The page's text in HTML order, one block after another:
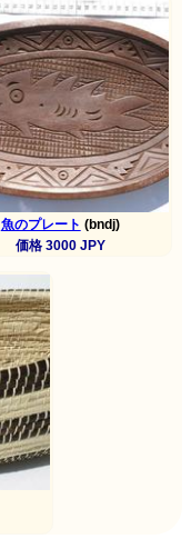
魚のプレート (bndj)
価格 3000 JPY